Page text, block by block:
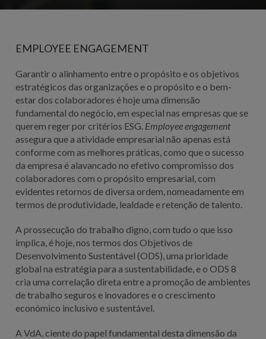
EMPLOYEE ENGAGEMENT
Garantir o alinhamento entre o propósito e os objetivos
estratégicos das organizações e o propósito e o bem-
estar dos colaboradores é hoje uma dimensão
fundamental do negócio, em especial nas empresas que se
querem reger por critérios ESG. Employee engagement
assegura que a atividade empresarial não apenas está
conforme com as melhores práticas, como que o sucesso
da empresa é alavancado no efetivo compromisso dos
colaboradores com o propósito empresarial, com
evidentes retornos de diversa ordem, nomeadamente em
termos de produtividade, lealdade e retenção de talento.
A prossecução do trabalho digno, com tudo o que isso
implica, é hoje, nos termos dos Objetivos de
Desenvolvimento Sustentável (ODS), uma prioridade
global na estratégia para a sustentabilidade, e o ODS 8
cria uma correlação direta entre a promoção de ambientes
de trabalho seguros e inovadores e o crescimento
económico inclusivo e sustentável.
A VdA, ciente do papel fundamental desta dimensão da